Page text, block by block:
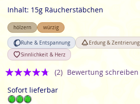
Inhalt: 15g Räucherstäbchen
hölzern würzig
Ruhe & Entspannung Erdung & Zentrierung
Sinnlichkeit & Herz
Bewertung:
(2) Bewertung schreiben
Sofort lieferbar